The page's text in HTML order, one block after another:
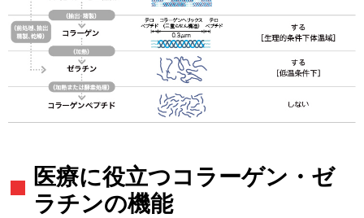
医療に役立つコラーゲン・ゼ
ラチンの機能